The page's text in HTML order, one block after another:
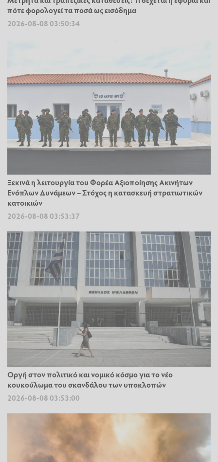
πότε φορολογεί τα ποσά ως εισόδημα
2026-08-08 03:50:34
Ξεκινά η λειτουργία του Φορέα Αξιοποίησης Ακινήτων
Ενόπλων Δυνάμεων – Στόχος η κατασκευή στρατιωτικών
κατοικιών
2026-08-08 03:53:37
Οργή στον πολιτικό και νομικό κόσμο για το νέο
κουκούλωμα του σκανδάλου των υποκλοπών
2026-08-08 03:53:00